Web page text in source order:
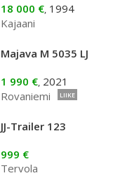
18 000 €, 1994
Kajaani
Majava M 5035 LJ
1 990 €, 2021
Rovaniemi
LIIKE
JJ-Trailer 123
999 €
Tervola